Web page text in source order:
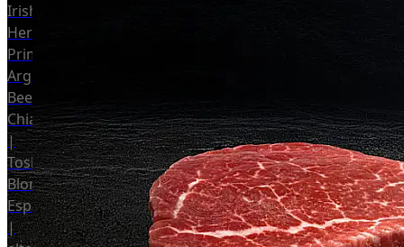
Irish
Hereford
Prime
Argentina
Beef
Chianina
|
Toskana
Blonda
Espanola
|